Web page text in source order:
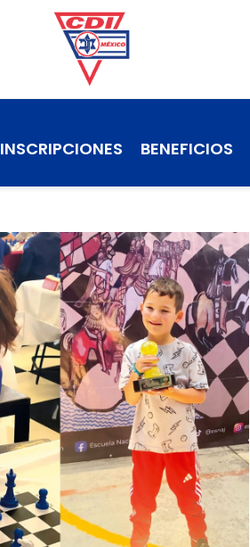
INSCRIPCIONES BENEFICIOS